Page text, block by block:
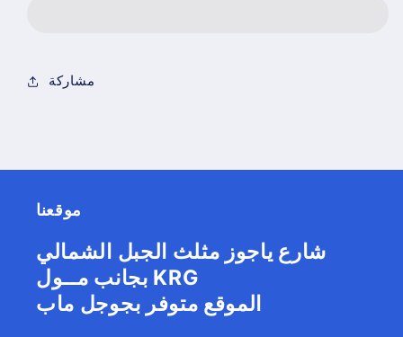
مشاركة
موقعنا
شارع ياجوز مثلث الجبل الشمالي
بجانب مــول KRG
الموقع متوفر بجوجل ماب